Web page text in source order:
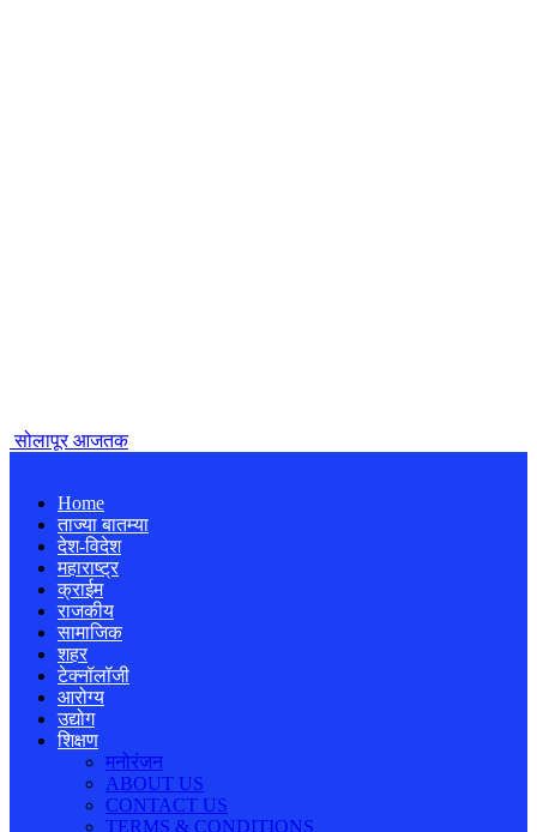
सोलापूर आजतक
Home
ताज्या बातम्या
देश-विदेश
महाराष्ट्र
क्राईम
राजकीय
सामाजिक
शहर
टेक्नॉलॉजी
आरोग्य
उद्योग
शिक्षण
मनोरंजन
ABOUT US
CONTACT US
TERMS & CONDITIONS